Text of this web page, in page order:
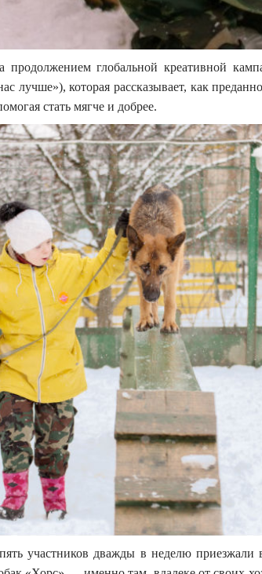
продолжением глобальной креативной
лучше»), которая рассказывает, как
стать мягче и добрее.
участников дважды в неделю приезжали